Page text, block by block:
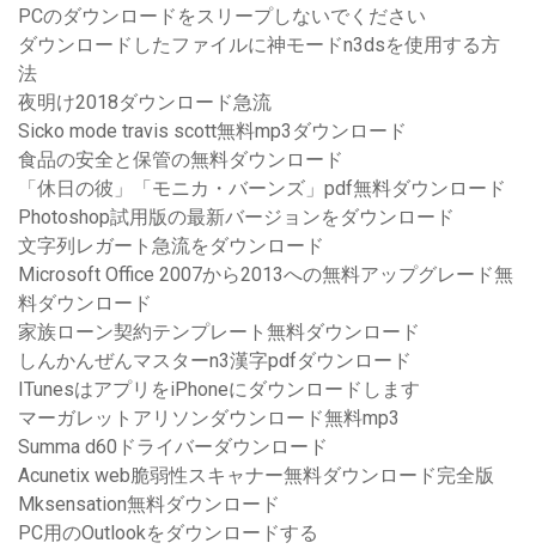
PCのダウンロードをスリープしないでください
ダウンロードしたファイルに神モードn3dsを使用する方
法
夜明け2018ダウンロード急流
Sicko mode travis scott無料mp3ダウンロード
食品の安全と保管の無料ダウンロード
「休日の彼」「モニカ・バーンズ」pdf無料ダウンロード
Photoshop試用版の最新バージョンをダウンロード
文字列レガート急流をダウンロード
Microsoft Office 2007から2013への無料アップグレード無
料ダウンロード
家族ローン契約テンプレート無料ダウンロード
しんかんぜんマスターn3漢字pdfダウンロード
ITunesはアプリをiPhoneにダウンロードします
マーガレットアリソンダウンロード無料mp3
Summa d60ドライバーダウンロード
Acunetix web脆弱性スキャナー無料ダウンロード完全版
Mksensation無料ダウンロード
PC用のOutlookをダウンロードする